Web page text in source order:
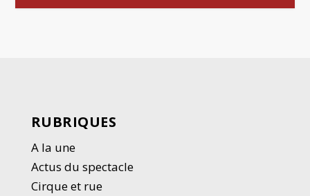
RUBRIQUES
A la une
Actus du spectacle
Cirque et rue